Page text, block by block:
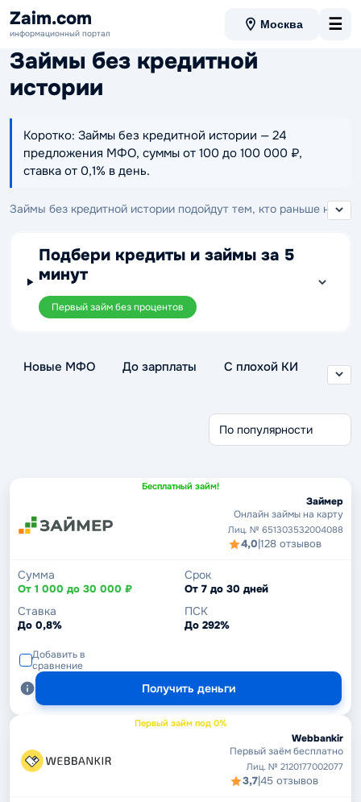
Zaim.com
информационный портал
Москва ☰
Займы без кредитной
истории
Коротко: Займы без кредитной истории — 24
предложения МФО, суммы от 100 до 100 000 ₽,
ставка от 0,1% в день.
Займы без кредитной истории подойдут тем, кто раньше не
МФО для новых клиентов, сравнить условия выдачи и
отправить заявку на карту в удобное время.
Подбери кредиты и займы за 5
минут
Первый займ без процентов
Новые МФО До зарплаты С плохой КИ
Срочные займы
Бесплатный займ!
Займер
Онлайн займы на карту
Лиц. № 651303532004088
4,0|128 отзывов
Сумма
От 1 000 до 30 000 ₽
Срок
От 7 до 30 дней
Ставка
До 0,8%
ПСК
До 292%
Добавить в
сравнение
Получить деньги
Первый займ под 0%
Webbankir
Первый заём бесплатно
Лиц. № 2120177002077
3,7|45 отзывов